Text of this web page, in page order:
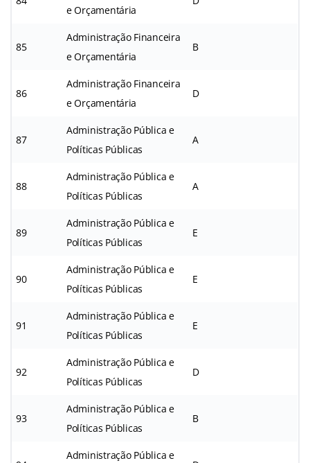
e Orçamentária
85
Administração Financeira
e Orçamentária
B
86
Administração Financeira
e Orçamentária
D
87
Administração Pública e
Políticas Públicas
A
88
Administração Pública e
Políticas Públicas
A
89
Administração Pública e
Políticas Públicas
E
90
Administração Pública e
Políticas Públicas
E
91
Administração Pública e
Políticas Públicas
E
92
Administração Pública e
Políticas Públicas
D
93
Administração Pública e
Políticas Públicas
B
Administração Pública e